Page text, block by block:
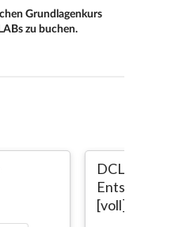
DCLabs
[voll]